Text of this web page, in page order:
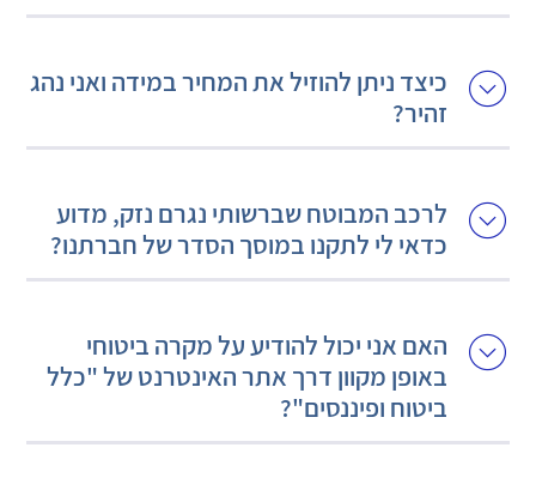
כיצד ניתן להוזיל את המחיר במידה ואני נהג
זהיר?
לרכב המבוטח שברשותי נגרם נזק, מדוע
כדאי לי לתקנו במוסך הסדר של חברתנו?
האם אני יכול להודיע על מקרה ביטוחי
באופן מקוון דרך אתר האינטרנט של "כלל
ביטוח ופיננסים"?